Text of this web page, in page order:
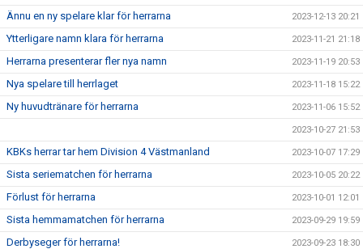
Ännu en ny spelare klar för herrarna 2023-12-13 20:21
Ytterligare namn klara för herrarna 2023-11-21 21:18
Herrarna presenterar fler nya namn 2023-11-19 20:53
Nya spelare till herrlaget 2023-11-18 15:22
Ny huvudtränare för herrarna 2023-11-06 15:52
2023-10-27 21:53
KBKs herrar tar hem Division 4 Västmanland 2023-10-07 17:29
Sista seriematchen för herrarna 2023-10-05 20:22
Förlust för herrarna 2023-10-01 12:01
Sista hemmamatchen för herrarna 2023-09-29 19:59
Derbyseger för herrarna! 2023-09-23 18:30